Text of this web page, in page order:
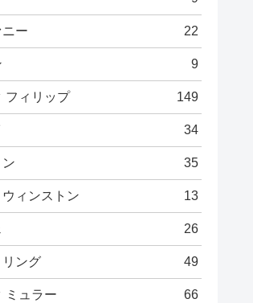
ー 22
9
フィリップ 149
34
35
ィンストン 13
26
ング 49
ミュラー 66